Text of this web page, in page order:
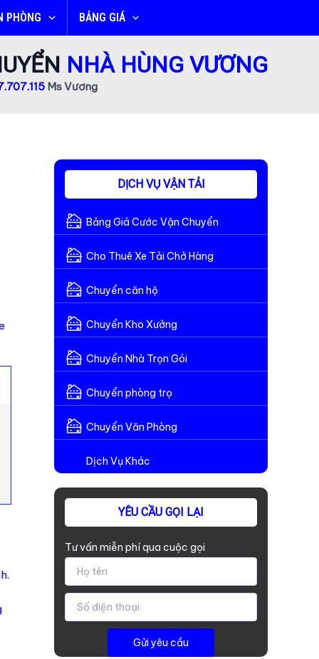
PHÒNG BẢNG GIÁ
NHÀ HÙNG VƯƠNG
Ms Vương
DỊCH VỤ VẬN TẢI
Bảng Giá Cước Vận Chuyển
Cho Thuê Xe Tải Chở Hàng
Chuyển căn hộ
Chuyển Kho Xưởng
Chuyển Nhà Trọn Gói
Chuyển phòng trọ
Chuyển Văn Phòng
Dịch Vụ Khác
YÊU CẦU GỌI LẠI
Tư vấn miễn phí qua cuộc gọi